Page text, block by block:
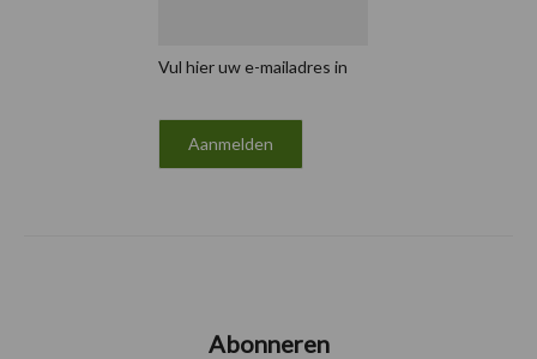
Vul hier uw e-mailadres in
Abonneren